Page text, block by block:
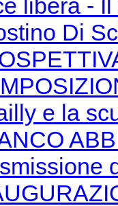
libera -
Di
e la